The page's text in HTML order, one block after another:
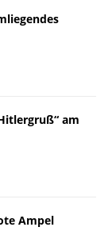
am
Ampel